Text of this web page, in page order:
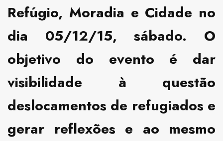
Refúgio, Moradia e Cidade no
dia 05/12/15, sábado. O
objetivo do evento é dar
visibilidade à questão
deslocamentos de refugiados e
gerar reflexões e ao mesmo